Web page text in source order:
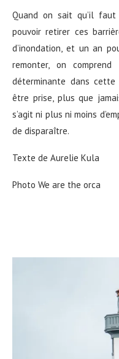
Quand on sait qu’il
pouvoir retirer ces
d’inondation, et un an
remonter, on
déterminante dans
être prise, plus que
s’agit ni plus ni moins
de disparaître.
Texte de Aurelie Kula
Photo We are the orca